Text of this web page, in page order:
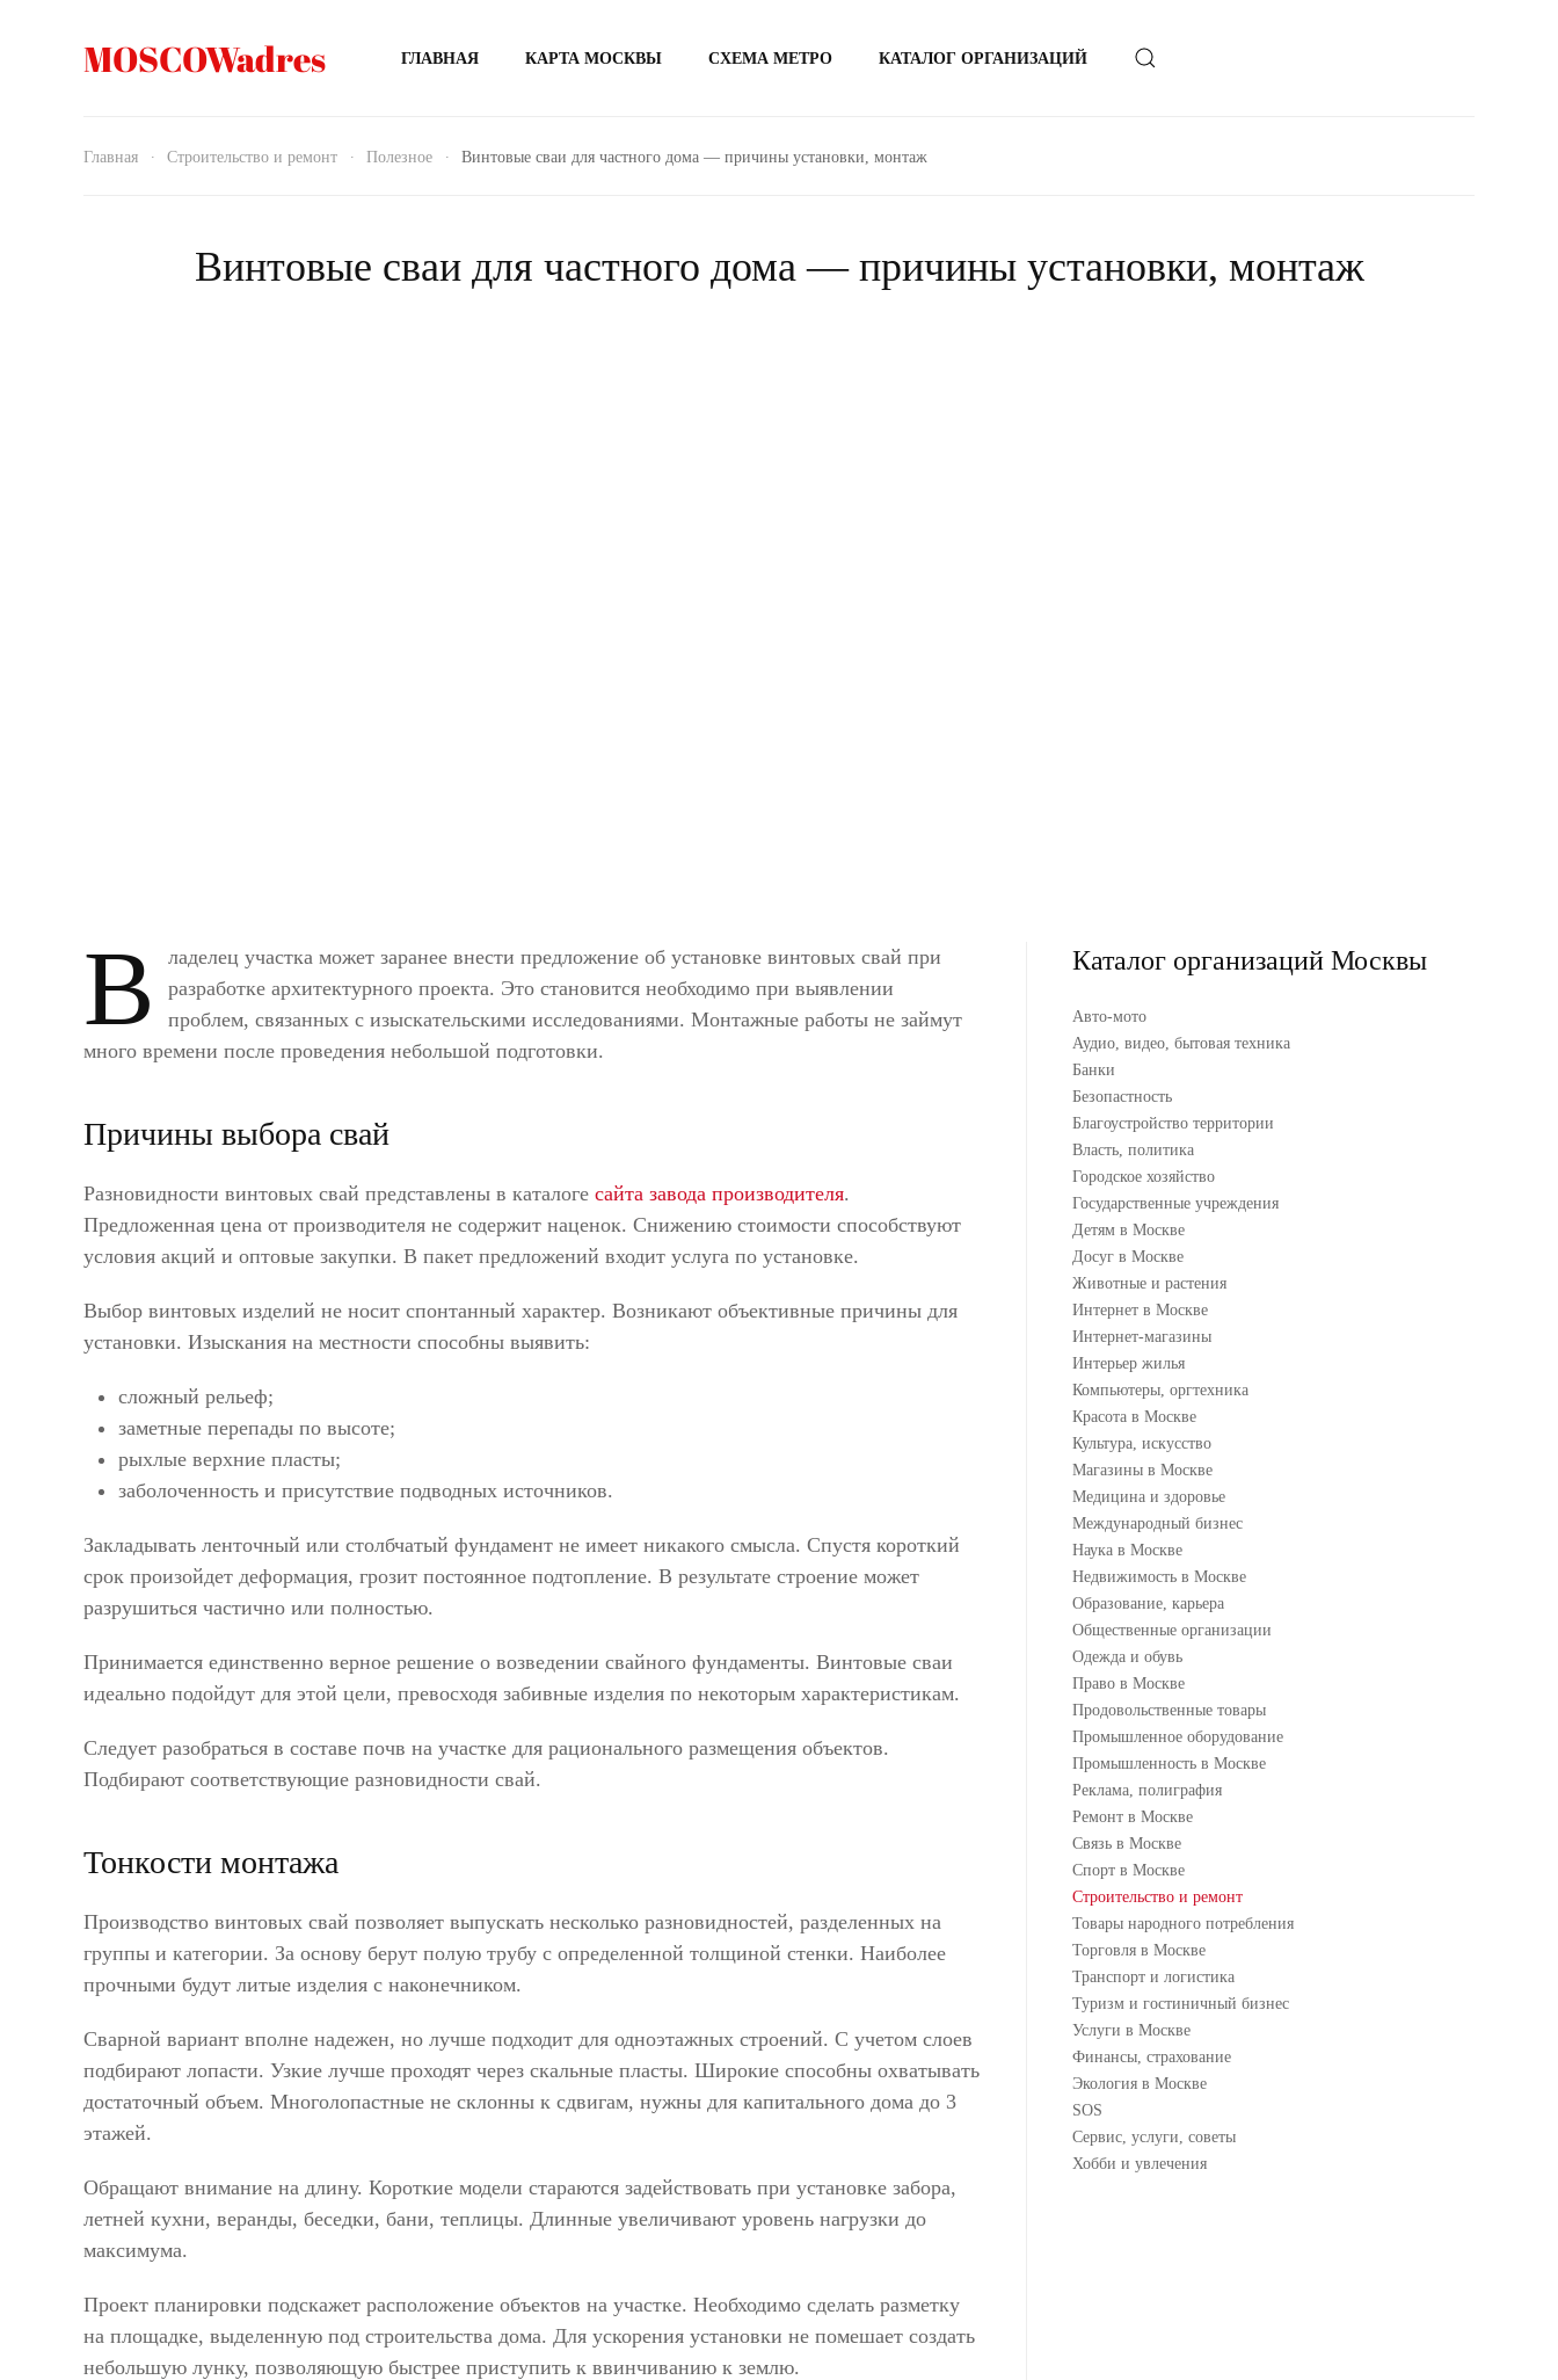
MOSCOWadres ГЛАВНАЯ КАРТА МОСКВЫ СХЕМА МЕТРО КАТАЛОГ ОРГАНИЗАЦИЙ
Главная Строительство и ремонт Полезное Винтовые сваи для частного дома — причины установки, монтаж
Винтовые сваи для частного дома — причины установки, монтаж
В
ладелец участка может заранее внести предложение об установке винтовых свай при
разработке архитектурного проекта. Это становится необходимо при выявлении
проблем, связанных с изыскательскими исследованиями. Монтажные работы не займут
много времени после проведения небольшой подготовки.
Причины выбора свай
Разновидности винтовых свай представлены в каталоге сайта завода производителя.
Предложенная цена от производителя не содержит наценок. Снижению стоимости способствуют
условия акций и оптовые закупки. В пакет предложений входит услуга по установке.
Выбор винтовых изделий не носит спонтанный характер. Возникают объективные причины для
установки. Изыскания на местности способны выявить:
сложный рельеф;
заметные перепады по высоте;
рыхлые верхние пласты;
заболоченность и присутствие подводных источников.
Закладывать ленточный или столбчатый фундамент не имеет никакого смысла. Спустя короткий
срок произойдет деформация, грозит постоянное подтопление. В результате строение может
разрушиться частично или полностью.
Принимается единственно верное решение о возведении свайного фундаменты. Винтовые сваи
идеально подойдут для этой цели, превосходя забивные изделия по некоторым характеристикам.
Следует разобраться в составе почв на участке для рационального размещения объектов.
Подбирают соответствующие разновидности свай.
Тонкости монтажа
Производство винтовых свай позволяет выпускать несколько разновидностей, разделенных на
группы и категории. За основу берут полую трубу с определенной толщиной стенки. Наиболее
прочными будут литые изделия с наконечником.
Сварной вариант вполне надежен, но лучше подходит для одноэтажных строений. С учетом слоев
подбирают лопасти. Узкие лучше проходят через скальные пласты. Широкие способны охватывать
достаточный объем. Многолопастные не склонны к сдвигам, нужны для капитального дома до 3
этажей.
Обращают внимание на длину. Короткие модели стараются задействовать при установке забора,
летней кухни, веранды, беседки, бани, теплицы. Длинные увеличивают уровень нагрузки до
максимума.
Проект планировки подскажет расположение объектов на участке. Необходимо сделать разметку
на площадке, выделенную под строительства дома. Для ускорения установки не помешает создать
небольшую лунку, позволяющую быстрее приступить к ввинчиванию к землю.
Каталог организаций Москвы
Авто-мото
Аудио, видео, бытовая техника
Банки
Безопастность
Благоустройство территории
Власть, политика
Городское хозяйство
Государственные учреждения
Детям в Москве
Досуг в Москве
Животные и растения
Интернет в Москве
Интернет-магазины
Интерьер жилья
Компьютеры, оргтехника
Красота в Москве
Культура, искусство
Магазины в Москве
Медицина и здоровье
Международный бизнес
Наука в Москве
Недвижимость в Москве
Образование, карьера
Общественные организации
Одежда и обувь
Право в Москве
Продовольственные товары
Промышленное оборудование
Промышленность в Москве
Реклама, полиграфия
Ремонт в Москве
Связь в Москве
Спорт в Москве
Строительство и ремонт
Товары народного потребления
Торговля в Москве
Транспорт и логистика
Туризм и гостиничный бизнес
Услуги в Москве
Финансы, страхование
Экология в Москве
SOS
Сервис, услуги, советы
Хобби и увлечения